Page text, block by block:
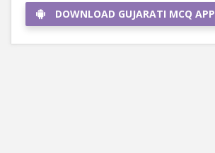
DOWNLOAD GUJARATI MCQ APP